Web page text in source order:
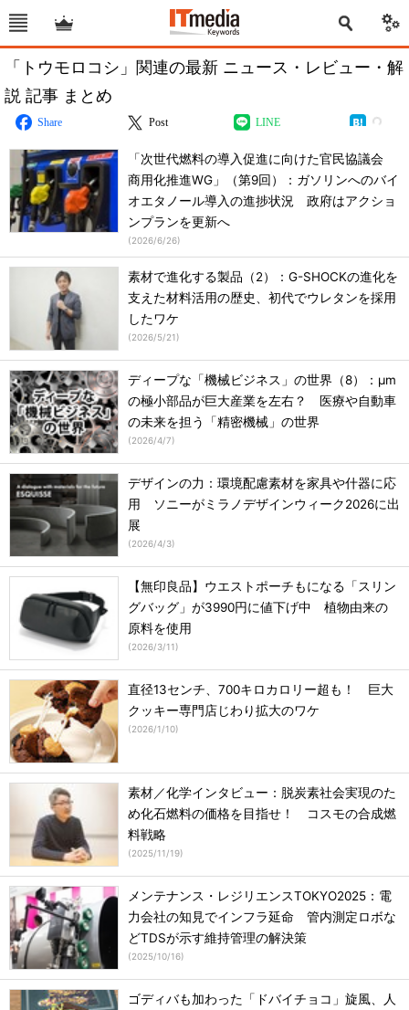
「トウモロコシ」関連の最新 ニュース・レビュー・解
説 記事 まとめ
Share Post LINE
「次世代燃料の導入促進に向けた官民協議会
商用化推進WG」（第9回）：ガソリンへのバイ
オエタノール導入の進捗状況 政府はアクショ
ンプランを更新へ
(2026/6/26)
素材で進化する製品（2）：G-SHOCKの進化を
支えた材料活用の歴史、初代でウレタンを採用
したワケ
(2026/5/21)
ディープな「機械ビジネス」の世界（8）：μm
の極小部品が巨大産業を左右？ 医療や自動車
の未来を担う「精密機械」の世界
(2026/4/7)
デザインの力：環境配慮素材を家具や什器に応
用 ソニーがミラノデザインウィーク2026に出
展
(2026/4/3)
【無印良品】ウエストポーチもになる「スリン
グバッグ」が3990円に値下げ中 植物由来の
原料を使用
(2026/3/11)
直径13センチ、700キロカロリー超も！ 巨大
クッキー専門店じわり拡大のワケ
(2026/1/10)
素材／化学インタビュー：脱炭素社会実現のた
め化石燃料の価格を目指せ！ コスモの合成燃
料戦略
(2025/11/19)
メンテナンス・レジリエンスTOKYO2025：電
力会社の知見でインフラ延命 管内測定ロボな
どTDSが示す維持管理の解決策
(2025/10/16)
ゴディバも加わった「ドバイチョコ」旋風、人